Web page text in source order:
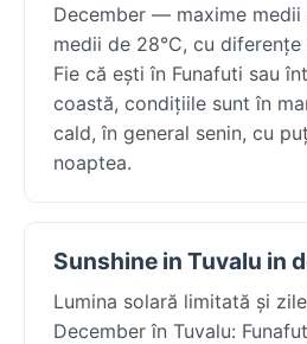
December — maxime medii
medii de 28°C, cu
Fie că ești în Funafuti sau
coastă, condițiile sunt în
cald, în general senin, cu
noaptea.
Sunshine in Tuvalu in
Lumina solară limitată și
December în Tuvalu: